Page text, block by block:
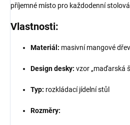
příjemné místo pro každodenní
Vlastnosti:
Materiál: masivní mangové
Design desky: vzor „maďarská
Typ: rozkládací jídelní stůl
Rozměry: